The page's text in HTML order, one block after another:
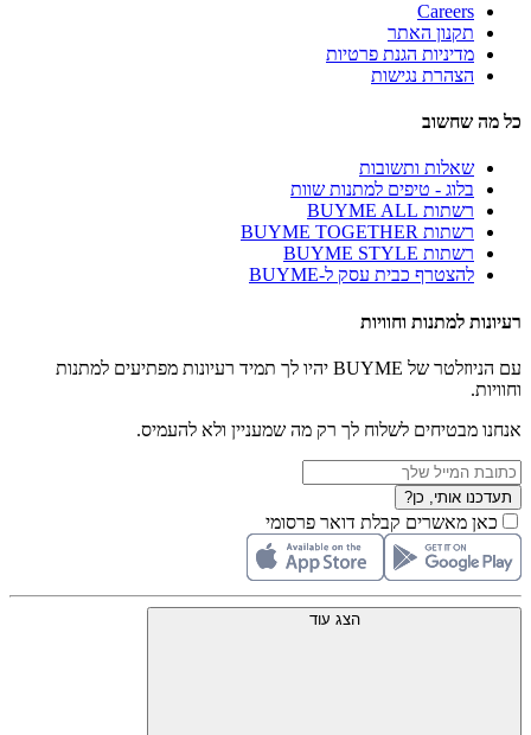
Careers
תקנון האתר
מדיניות הגנת פרטיות
הצהרת נגישות
כל מה שחשוב
שאלות ותשובות
בלוג - טיפים למתנות שוות
רשתות BUYME ALL
רשתות BUYME TOGETHER
רשתות BUYME STYLE
להצטרף כבית עסק ל-BUYME
רעיונות למתנות וחוויות
עם הניוזלטר של BUYME יהיו לך תמיד רעיונות מפתיעים למתנות
וחוויות.
אנחנו מבטיחים לשלוח לך רק מה שמעניין ולא להעמיס.
תעדכנו אותי, כן?
כאן מאשרים קבלת דואר פרסומי
הצג עוד